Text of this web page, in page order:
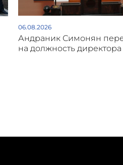
06.08.2026
Андраник Симонян
на должность